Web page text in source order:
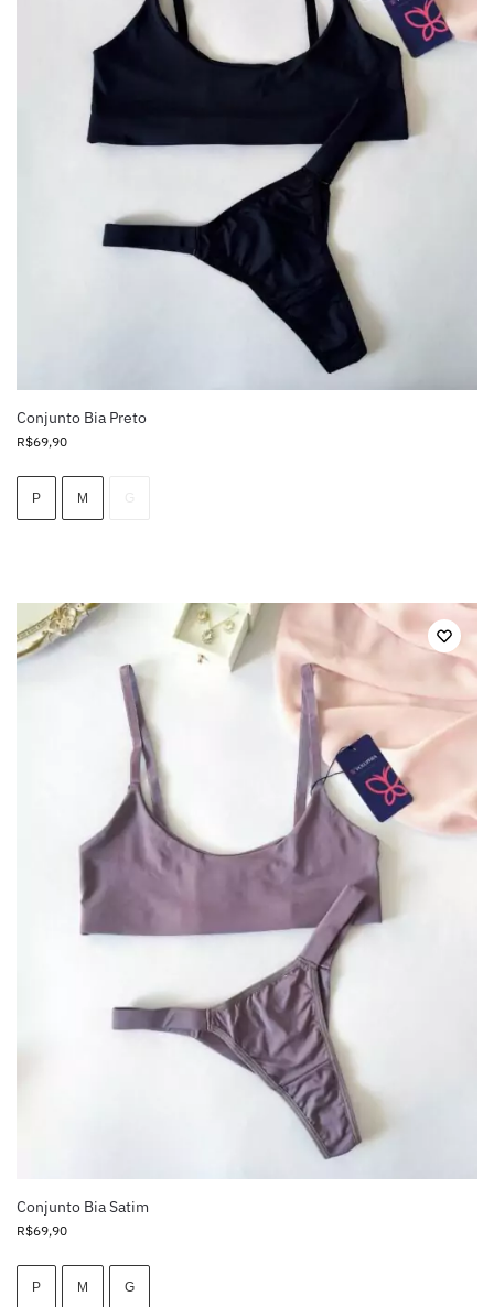
Conjunto Bia Preto
R$69,90
P M
Conjunto Bia Satim
R$69,90
P M G